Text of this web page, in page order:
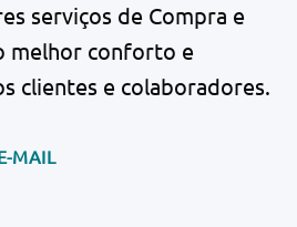
serviços de Compra e
melhor conforto e
clientes e colaboradores.
MAIL